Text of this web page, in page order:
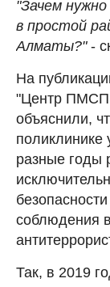
"Зачем
в простой
Алматы?"-
На
"Центр ПМСП
объяснили,
поликлинике
разные годы
соблюдения
Так, в 2019